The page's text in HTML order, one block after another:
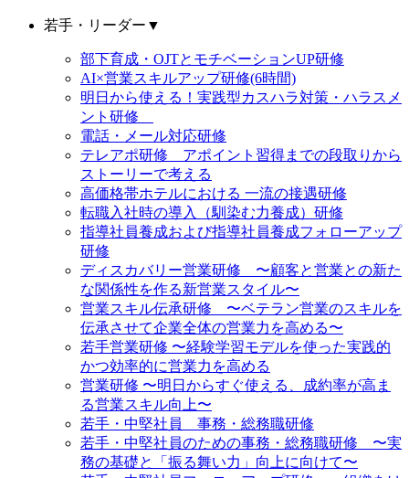
若手・リーダー ▼
部下育成・OJTとモチベーションUP研修
AI×営業スキルアップ研修(6時間)
明日から使える！実践型カスハラ対策・ハラスメ
ント研修
電話・メール対応研修
テレアポ研修 アポイント習得までの段取りから
ストーリーで考える
高価格帯ホテルにおける 一流の接遇研修
転職入社時の導入（馴染む力養成）研修
指導社員養成および指導社員養成フォローアップ
研修
ディスカバリー営業研修 〜顧客と営業との新た
な関係性を作る新営業スタイル〜
営業スキル伝承研修 〜ベテラン営業のスキルを
伝承させて企業全体の営業力を高める〜
若手営業研修 〜経験学習モデルを使った実践的
かつ効率的に営業力を高める
営業研修 〜明日からすぐ使える、成約率が高ま
る営業スキル向上〜
若手・中堅社員 事務・総務職研修
若手・中堅社員のための事務・総務職研修 〜実
務の基礎と「振る舞い力」向上に向けて〜